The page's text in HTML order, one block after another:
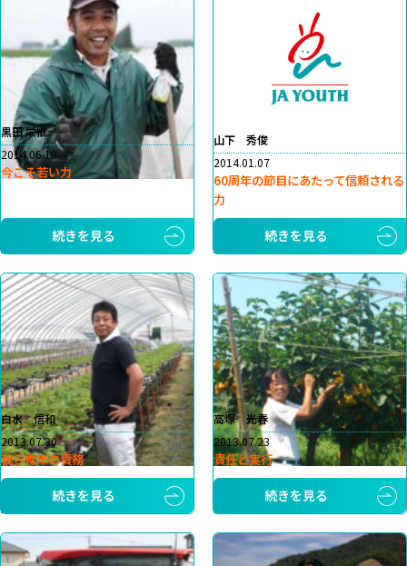
黒田 栄継
2014.06.10
今こそ若い力
続きを見る
山下 秀俊
2014.01.07
60周年の節目にあたって信頼される
力
続きを見る
白水 信和
2013.07.30
我ら青年の責務
続きを見る
高塚 光春
2013.07.23
責任と実行
続きを見る